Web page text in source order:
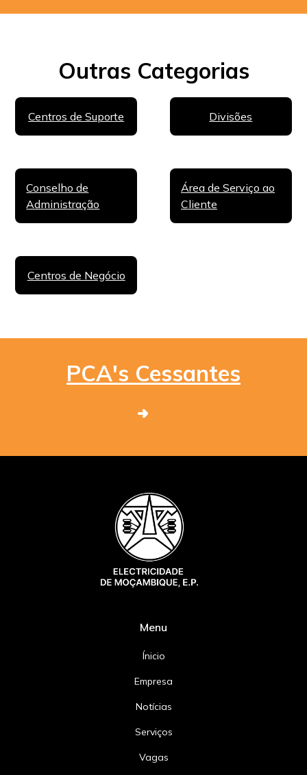
Outras Categorias
Centros de Suporte Divisões
Conselho de
Administração
Área de Serviço ao
Cliente
Centros de Negócio
PCA's Cessantes
Menu
Ínicio
Empresa
Notícias
Serviços
Vagas